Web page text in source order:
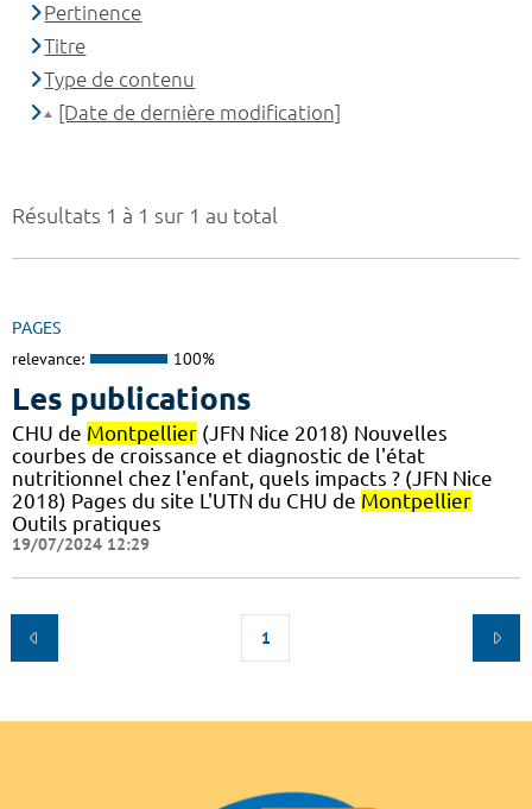
Résultats 1 à 1 sur 1 au total
PAGES
relevance: 100%
Les publications
CHU de Montpellier (JFN Nice 2018) Nouvelles
courbes de croissance et diagnostic de l'état
nutritionnel chez l'enfant, quels impacts ? (JFN Nice
2018) Pages du site L'UTN du CHU de Montpellier
Outils pratiques
19/07/2024 12:29
1
Pertinence
Titre
Type de contenu
[Date de dernière modification]